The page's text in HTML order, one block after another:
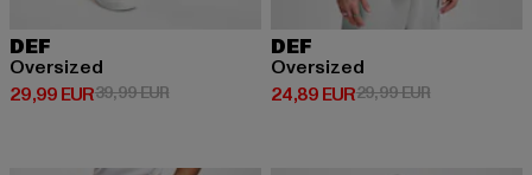
DEF
Oversized
29,99 EUR
Derzeitiger Preis: 29,99 EUR
39,99 EURAktionspreis: 39,99 EUR
DEF
Oversized
24,89 EUR
Derzeitiger Preis: 24,89 EUR
29,99 EURAktionspreis: